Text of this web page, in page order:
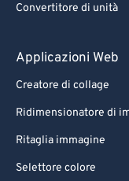
Convertitore di unità
Applicazioni Web
Creatore di collage
Ridimensionatore di
Ritaglia immagine
Selettore colore